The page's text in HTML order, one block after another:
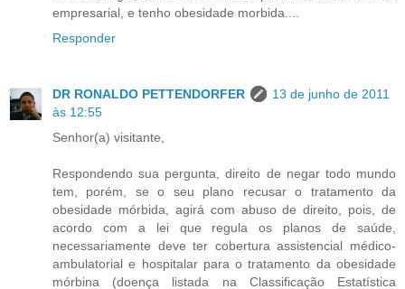
empresarial, e tenho obesidade morbida....
Responder
DR RONALDO PETTENDORFER
13 de junho de 2011
às 12:55
Senhor(a) visitante,
Respondendo sua pergunta, direito de negar todo mundo
tem, porém, se o seu plano recusar o tratamento da
obesidade mórbida, agirá com abuso de direito, pois, de
acordo com a lei que regula os planos de saúde,
necessariamente deve ter cobertura assistencial médico-
ambulatorial e hospitalar para o tratamento da obesidade
mórbina (doença listada na Classificação Estatística